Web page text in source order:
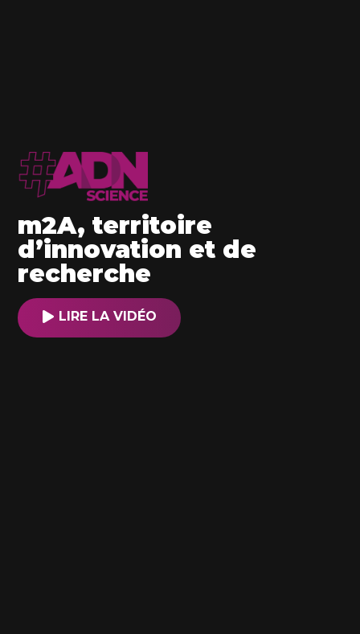
m2A, territoire
d’innovation et de
recherche
LIRE LA VIDÉO